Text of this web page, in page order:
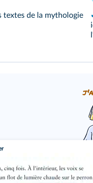
textes de la mythologie